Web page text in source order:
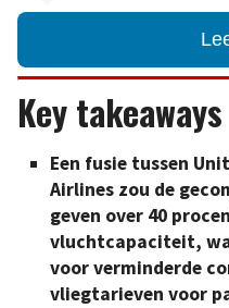
Key takeaways
Een fusie tussen
Airlines zou de
geven over 40
vluchtcapaciteit,
voor verminderde
vliegtarieven voor